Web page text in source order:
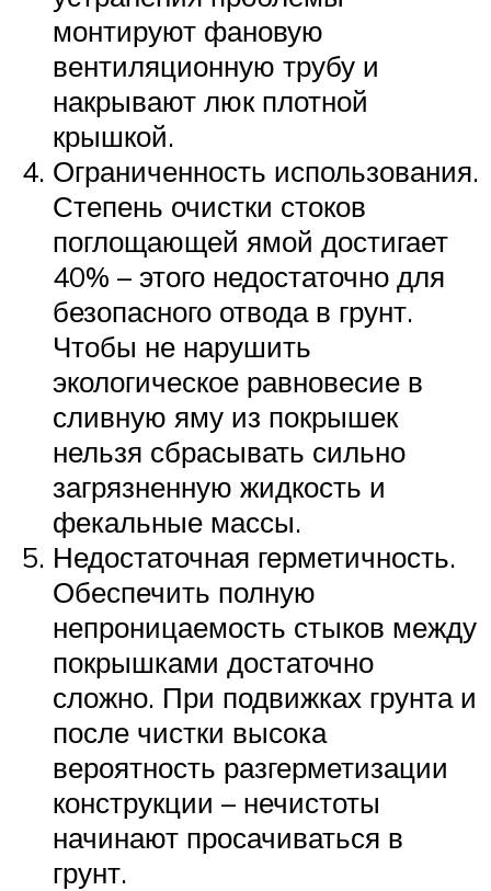
монтируют фановую
вентиляционную трубу и
накрывают люк плотной
крышкой.
Ограниченность использования.
Степень очистки стоков
поглощающей ямой достигает
40% – этого недостаточно для
безопасного отвода в грунт.
Чтобы не нарушить
экологическое равновесие в
сливную яму из покрышек
нельзя сбрасывать сильно
загрязненную жидкость и
фекальные массы.
Недостаточная герметичность.
Обеспечить полную
непроницаемость стыков между
покрышками достаточно
сложно. При подвижках грунта и
после чистки высока
вероятность разгерметизации
конструкции – нечистоты
начинают просачиваться в
грунт.